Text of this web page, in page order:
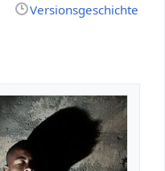
Versionsgeschichte